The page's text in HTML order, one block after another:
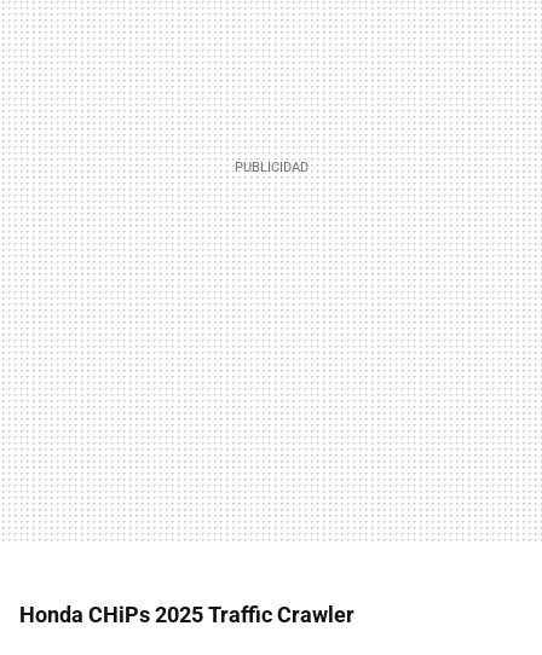
Honda CHiPs 2025 Traffic Crawler